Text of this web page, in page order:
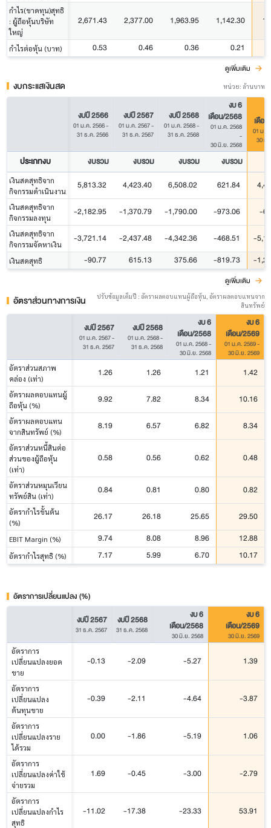
กำไร(ขาดทุน)สุทธิ
: ผู้ถือหุ้นบริษัท
ใหญ่
2,671.43 2,377.00 1,963.95 1,142.30
กำไรต่อหุ้น (บาท) 0.53 0.46 0.36 0.21
ดูเพิ่มเติม
งบกระแสเงินสด หน่วย: ล้านบาท
งบปี 2566
01 ม.ค. 2566-
31 ธ.ค. 2566
งบปี 2567
01 ม.ค. 2567-
31 ธ.ค. 2567
งบปี 2568
01 ม.ค. 2568-
31 ธ.ค. 2568
งบ 6
เดือน/2568
01 ม.ค. 2568
-
30 มิ.ย. 2568
เดือ
01 ม.ค
30 มิ.
ประเภทงบ งบรวม งบรวม งบรวม งบรวม
เงินสดสุทธิจาก
กิจกรรมดำเนินงาน
5,813.32 4,423.40 6,508.02 621.84
เงินสดสุทธิจาก
กิจกรรมลงทุน
-2,182.95 -1,370.79 -1,790.00 -973.06 -
เงินสดสุทธิจาก
กิจกรรมจัดหาเงิน
-3,721.14 -2,437.48 -4,342.36 -468.51 -
เงินสดสุทธิ -90.77 615.13 375.66 -819.73 -
ดูเพิ่มเติม
อัตราส่วนทางการเงิน
ปรับข้อมูลเต็มปี : อัตราผลตอบแทนผู้ถือหุ้น, อัตราผลตอบแทนจาก
สินทรัพย์
งบปี 2567
01 ม.ค. 2567-
31 ธ.ค. 2567
งบปี 2568
01 ม.ค. 2568-
31 ธ.ค. 2568
งบ 6
เดือน/2568
01 ม.ค. 2568-
30 มิ.ย. 2568
งบ 6
เดือน/2569
01 ม.ค. 2569-
30 มิ.ย. 2569
อัตราส่วนสภาพ
คล่อง (เท่า)
1.26 1.26 1.21 1.42
อัตราผลตอบแทนผู้
ถือหุ้น (%)
9.92 7.82 8.34 10.16
อัตราผลตอบแทน
จากสินทรัพย์ (%)
8.19 6.57 6.82 8.34
อัตราส่วนหนี้สินต่อ
ส่วนของผู้ถือหุ้น
(เท่า)
0.58 0.56 0.62 0.48
อัตราส่วนหมุนเวียน
ทรัพย์สิน (เท่า)
0.84 0.81 0.80 0.82
อัตรากำไรขั้นต้น
(%)
26.17 26.18 25.65 29.50
EBIT Margin (%) 9.74 8.08 8.96 12.88
อัตรากำไรสุทธิ (%) 7.17 5.99 6.70 10.17
อัตราการเปลี่ยนแปลง (%)
งบปี 2567
31 ธ.ค. 2567
งบปี 2568
31 ธ.ค. 2568
งบ 6
เดือน/2568
30 มิ.ย. 2568
งบ 6
เดือน/2569
30 มิ.ย. 2569
อัตราการ
เปลี่ยนแปลงยอด
ขาย
-0.13 -2.09 -5.27 1.39
อัตราการ
เปลี่ยนแปลง
ต้นทุนขาย
-0.39 -2.11 -4.64 -3.87
อัตราการ
เปลี่ยนแปลงราย
ได้รวม
0.00 -1.86 -5.19 1.06
อัตราการ
เปลี่ยนแปลงค่าใช้
จ่ายรวม
1.69 -0.45 -3.00 -2.79
อัตราการ
เปลี่ยนแปลงกำไร
สุทธิ
-11.02 -17.38 -23.33 53.91